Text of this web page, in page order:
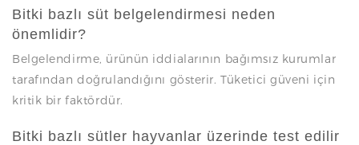
Bitki bazlı süt belgelendirmesi neden
önemlidir?
Belgelendirme, ürünün iddialarının bağımsız kurumlar
tarafından doğrulandığını gösterir. Tüketici güveni için
kritik bir faktördür.
Bitki bazlı sütler hayvanlar üzerinde test edilir